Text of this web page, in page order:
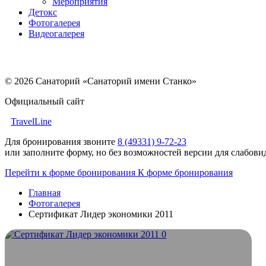
Детокс
Фотогалерея
Видеогалерея
© 2026 Санаторий «Санаторий имени Станко»
Официальный сайт
TravelLine
Для бронирования звоните 8 (49331) 9-72-23
или заполните форму, но без возможностей версии для
Перейти к форме бронирования К форме бронирования
Главная
Фотогалерея
Сертификат Лидер экономики 2011